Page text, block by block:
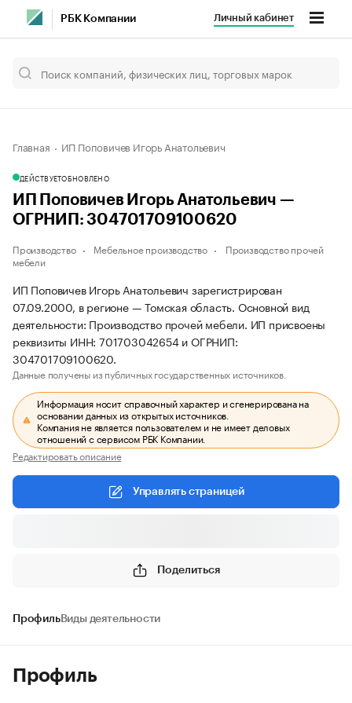
РБК Компании Личный кабинет
Главная ИП Поповичев Игорь Анатольевич
ДЕЙСТВУЕТОБНОВЛЕНО
ИП Поповичев Игорь Анатольевич —
ОГРНИП: 304701709100620
Производство Мебельное производство
Производство прочей
мебели
ИП Поповичев Игорь Анатольевич зарегистрирован
07.09.2000, в регионе — Томская область. Основной вид
деятельности: Производство прочей мебели. ИП присвоены
реквизиты ИНН: 701703042654 и ОГРНИП:
304701709100620.
Данные получены из публичных государственных источников.
Информация носит справочный характер и сгенерирована на
основании данных из открытых источников.
Компания не является пользователем и не имеет деловых
отношений с сервисом РБК Компании.
Редактировать описание
Управлять страницей
Поделиться
ПрофильВиды деятельности
Профиль